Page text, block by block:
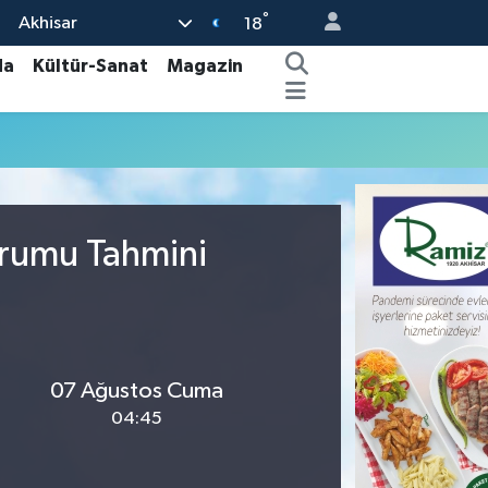
Akhisar 18°
Kültür-Sanat
Magazin
Tahmini
07 Ağustos Cuma
04:45